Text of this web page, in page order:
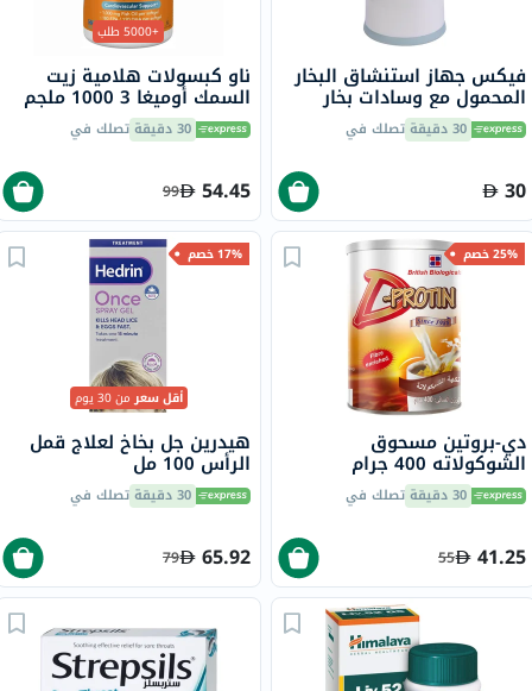
فيكس جهاز استنشاق البخار
المحمول مع وسادات بخار
برائحة المنثول
30 دقيقة تصلك في
30
+5000 طلب
ناو كبسولات هلامية زيت
السمك أوميغا 3 1000 ملجم
180 EPA / 120 DHA حزمة من
100 30 دقيقة تصلك في
54.45
99
25% خصم
دي-بروتين مسحوق
الشوكولاته 400 جرام
30 دقيقة تصلك في
41.25
55
17% خصم
أقل سعرمن 30 يوم
هيدرين جل بخاخ لعلاج قمل
الرأس 100 مل
30 دقيقة تصلك في
65.92
79